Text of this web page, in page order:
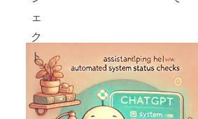
ェ
ク
ト